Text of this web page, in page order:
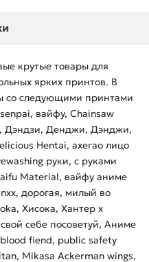
крутые товары для
ярких принтов. В
со следующими принтами
вайфу, Chainsaw
Дэндзи, Денджи, Дэнджи,
Hentai, ахегао лицо
руки, с руками
Material, вайфу аниме
дорогая, милый во
Хисока, Хантер х
себе посоветуй, Аниме
blood fiend, public safety
Mikasa Ackerman wings,